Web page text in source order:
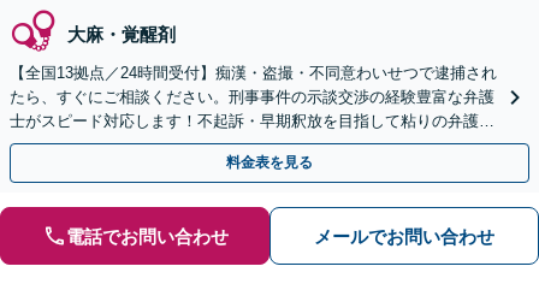
大麻・覚醒剤
【全国13拠点／24時間受付】痴漢・盗撮・不同意わいせつで逮捕され
たら、すぐにご相談ください。刑事事件の示談交渉の経験豊富な弁護
士がスピード対応します！不起訴・早期釈放を目指して粘りの弁護活
動を行います。
料金表を見る
電話でお問い合わせ メールでお問い合わせ